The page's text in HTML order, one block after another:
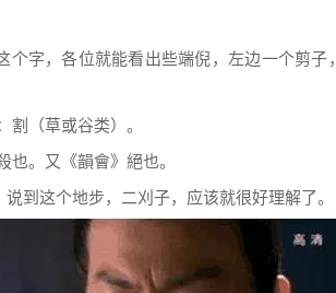
个字，各位就能看出些端倪，左边一个剪
割（草或谷类）。
也。又《韻會》絕也。
到这个地步，二刈子，应该就很好理解了。